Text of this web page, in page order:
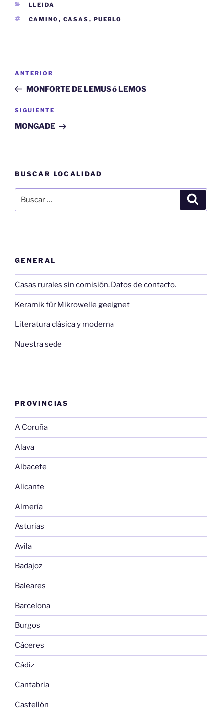
CATEGORÍAS
LLEIDA
ETIQUETAS
CAMINO , CASAS , PUEBLO
entradas
Entrada
anterior:
ANTERIOR
MONFORTE DE LEMUS ó LEMOS
Siguiente
entrada
SIGUIENTE
MONGADE
BUSCAR LOCALIDAD
por:
GENERAL
Casas rurales sin comisión. Datos de contacto.
Keramik für Mikrowelle geeignet
Literatura clásica y moderna
Nuestra sede
PROVINCIAS
A Coruña
Alava
Albacete
Alicante
Almería
Asturias
Avila
Badajoz
Baleares
Barcelona
Burgos
Cáceres
Cádiz
Cantabria
Castellón